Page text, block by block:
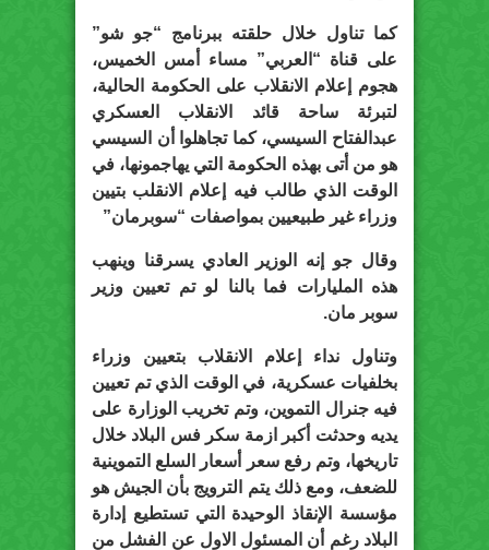
كما تناول خلال حلقته ببرنامج “جو شو”
على قناة “العربي” مساء أمس الخميس،
هجوم إعلام الانقلاب على الحكومة الحالية،
لتبرئة ساحة قائد الانقلاب العسكري
عبدالفتاح السيسي، كما تجاهلوا أن السيسي
هو من أتى بهذه الحكومة التي يهاجمونها، في
الوقت الذي طالب فيه إعلام الانقلب بتيين
وزراء غير طبيعيين بمواصفات “سوبرمان”
وقال جو إنه الوزير العادي يسرقنا وينهب
هذه المليارات فما بالنا لو تم تعيين وزير
سوبر مان.
وتناول نداء إعلام الانقلاب بتعيين وزراء
بخلفيات عسكرية، في الوقت الذي تم تعيين
فيه جنرال التموين، وتم تخريب الوزارة على
يديه وحدثت أكبر ازمة سكر فس البلاد خلال
تاريخها، وتم رفع سعر أسعار السلع التموينية
للضعف، ومع ذلك يتم الترويج بأن الجيش هو
مؤسسة الإنقاذ الوحيدة التي تستطيع إدارة
البلاد رغم أن المسئول الاول عن الفشل من